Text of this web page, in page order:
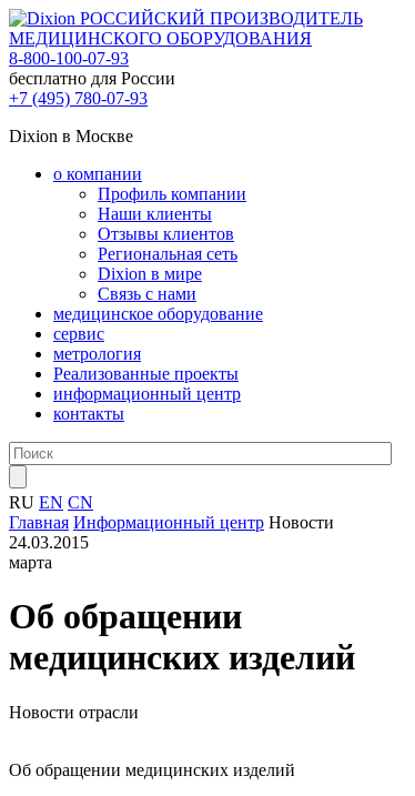
РОССИЙСКИЙ ПРОИЗВОДИТЕЛЬ
МЕДИЦИНСКОГО ОБОРУДОВАНИЯ
8-800-100-07-93
бесплатно для России
+7 (495) 780-07-93
Dixion в Москве
о компании
Профиль компании
Наши клиенты
Отзывы клиентов
Региональная сеть
Dixion в мире
Связь с нами
медицинское оборудование
сервис
метрология
Реализованные проекты
информационный центр
контакты
RU EN CN
Главная Информационный центр Новости
24.03.2015
марта
Об обращении
медицинских изделий
Новости отрасли
Об обращении медицинских изделий